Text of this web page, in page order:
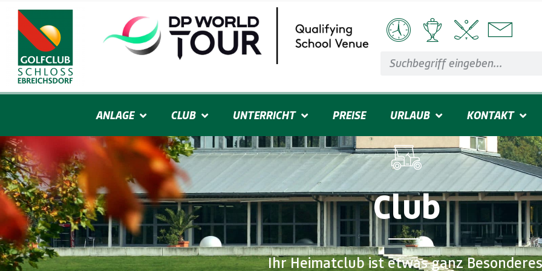
ANLAGE CLUB UNTERRICHT PREISE URLAUB KONTAKT
Club
Ihr Heimatclub ist etwas ganz